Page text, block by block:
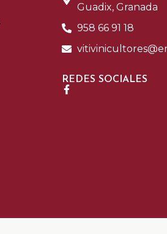
Guadix, Granada
958 66 91 18
REDES SOCIALES